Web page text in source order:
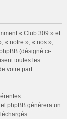
« Club 309 » et
« notre », « nos »,
(désigné ci-
toutes les
votre part
phpBB génèrera un